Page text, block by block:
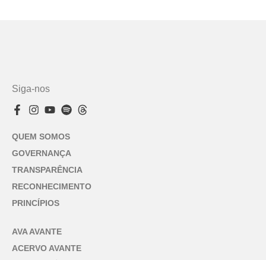
Siga-nos
QUEM SOMOS
GOVERNANÇA
TRANSPARÊNCIA
RECONHECIMENTO
PRINCÍPIOS
AVA AVANTE
ACERVO AVANTE